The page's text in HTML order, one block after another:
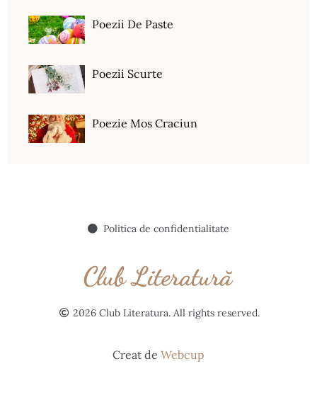
Poezii De Paste
Poezii Scurte
Poezie Mos Craciun
Politica de confidentialitate
2026 Club Literatura. All rights reserved.
Creat de Webcup